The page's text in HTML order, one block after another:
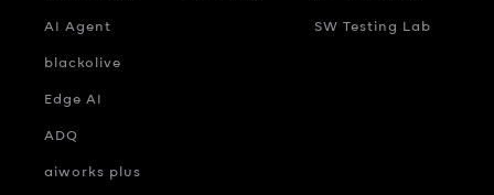
AI Agent
blackolive
Edge AI
ADQ
aiworks plus
SW Testing Lab